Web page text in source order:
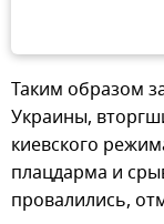
Таким образом
Украины,
киевского
плацдарма и
провалились,